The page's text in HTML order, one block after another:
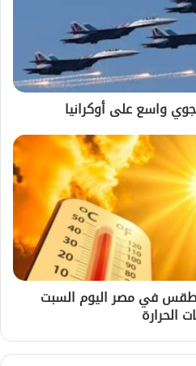
واسع على أوكرانيا
في مصر اليوم السبت
الحرارة